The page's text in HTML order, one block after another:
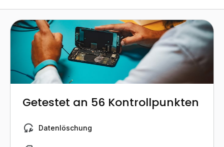
Getestet an 56 Kontrollpunkten
Datenlöschung